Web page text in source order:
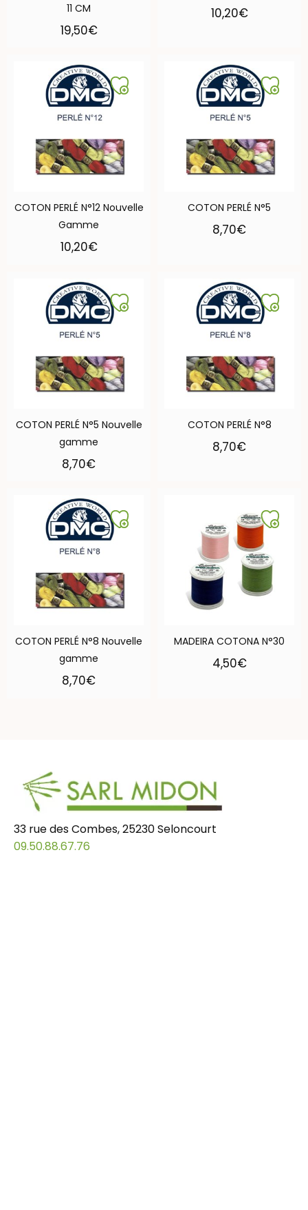
11 CM
19,50€
10,20€
COTON PERLÉ N°12 Nouvelle
Gamme
10,20€
COTON PERLÉ N°5
8,70€
COTON PERLÉ N°5 Nouvelle
gamme
8,70€
COTON PERLÉ N°8
8,70€
COTON PERLÉ N°8 Nouvelle
gamme
8,70€
MADEIRA COTONA N°30
4,50€
33 rue des Combes, 25230 Seloncourt
09.50.88.67.76